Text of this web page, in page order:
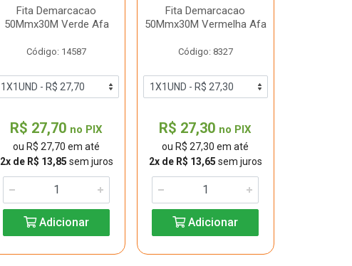
Fita Demarcacao
50Mmx30M Verde Afa
Código: 14587
R$ 27,70 no PIX
ou R$ 27,70 em até
2x de R$ 13,85 sem juros
Adicionar
Fita Demarcacao
50Mmx30M Vermelha Afa
Código: 8327
R$ 27,30 no PIX
ou R$ 27,30 em até
2x de R$ 13,65 sem juros
Adicionar